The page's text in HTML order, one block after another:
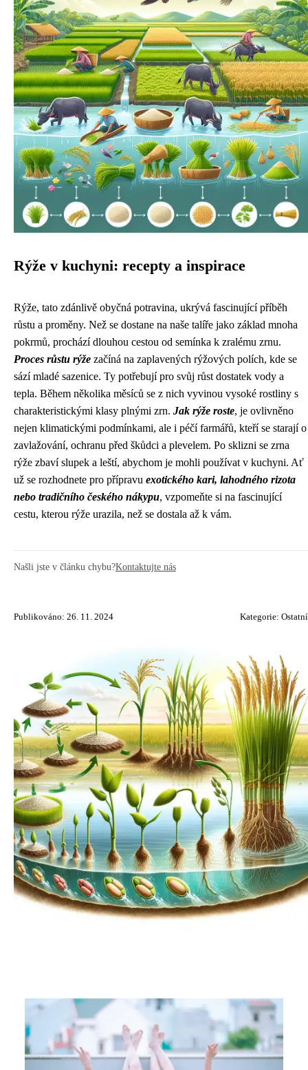
Rýže v kuchyni: recepty a inspirace
Rýže, tato zdánlivě obyčná potravina, ukrývá fascinující příběh
růstu a proměny. Než se dostane na naše talíře jako základ mnoha
pokrmů, prochází dlouhou cestou od semínka k zralému zrnu.
Proces růstu rýže začíná na zaplavených rýžových polích, kde se
sází mladé sazenice. Ty potřebují pro svůj růst dostatek vody a
tepla. Během několika měsíců se z nich vyvinou vysoké rostliny s
charakteristickými klasy plnými zrn. Jak rýže roste, je ovlivněno
nejen klimatickými podmínkami, ale i péčí farmářů, kteří se starají o
zavlažování, ochranu před škůdci a plevelem. Po sklizni se zrna
rýže zbaví slupek a leští, abychom je mohli používat v kuchyni. Ať
už se rozhodnete pro přípravu exotického kari, lahodného rizota
nebo tradičního českého nákypu, vzpomeňte si na fascinující
cestu, kterou rýže urazila, než se dostala až k vám.
Našli jste v článku chybu?Kontaktujte nás
Publikováno: 26. 11. 2024 Kategorie: Ostatní